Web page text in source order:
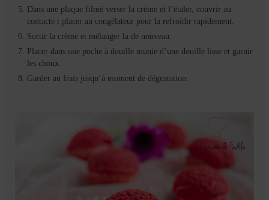
Dans une plaque filmé verser la crème et l’étaler, couvrir au
contacte t placer au congélateur pour la refroidir rapidement.
Sortir la crème et mélanger la de nouveau.
Placer dans une poche à douille munie d’une douille lisse et garnir
les choux.
Garder au frais jusqu’à moment de dégustation.